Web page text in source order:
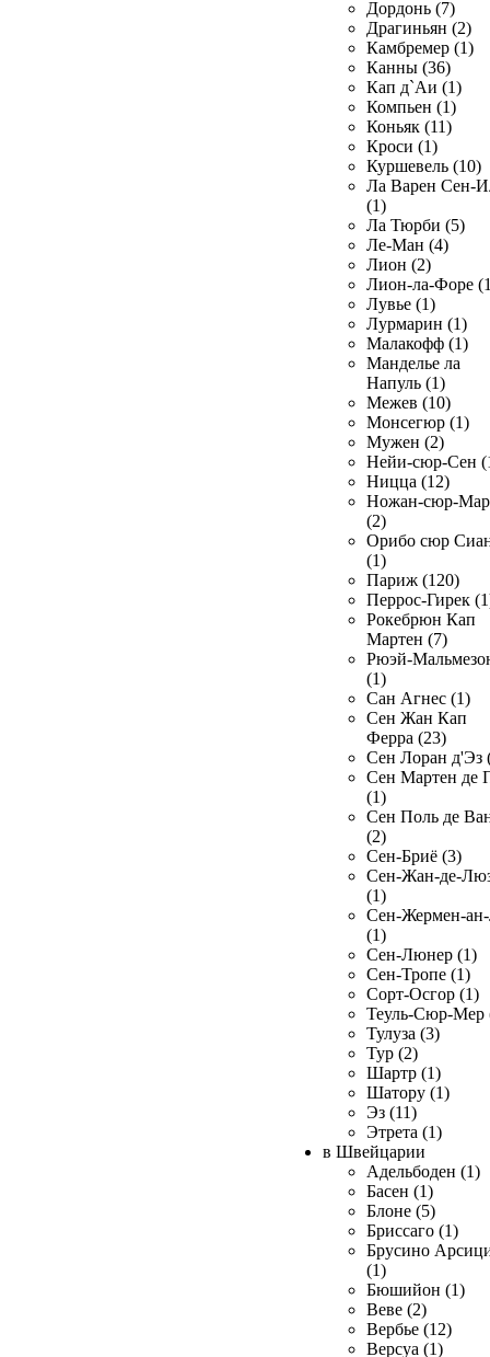
Дордонь (7)
Драгиньян (2)
Камбремер (1)
Канны (36)
Кап д`Аи (1)
Компьен (1)
Коньяк (11)
Кроси (1)
Куршевель (10)
Ла Варен Сен-
(1)
Ла Тюрби (5)
Ле-Ман (4)
Лион (2)
Лион-ла-Форе
Лувье (1)
Лурмарин (1)
Малакофф (1)
Манделье ла
Напуль (1)
Межев (10)
Монсегюр (1)
Мужен (2)
Нейи-сюр-Сен
Ницца (12)
Ножан-сюр-
(2)
Орибо сюр
(1)
Париж (120)
Перрос-Гирек
Рокебрюн Кап
Мартен (7)
Рюэй-
(1)
Сан Агнес (1)
Сен Жан Кап
Ферра (23)
Сен Лоран д'Эз
Сен Мартен де
(1)
Сен Поль де
(2)
Сен-Бриё (3)
Сен-Жан-де-
(1)
Сен-Жермен-
(1)
Сен-Люнер (1)
Сен-Тропе (1)
Сорт-Осгор (1)
Теуль-Сюр-Мер
Тулуза (3)
Тур (2)
Шартр (1)
Шатору (1)
Эз (11)
Этрета (1)
в Швейцарии
Адельбоден (1)
Басен (1)
Блоне (5)
Бриссаго (1)
Брусино
(1)
Бюшийон (1)
Веве (2)
Вербье (12)
Версуа (1)